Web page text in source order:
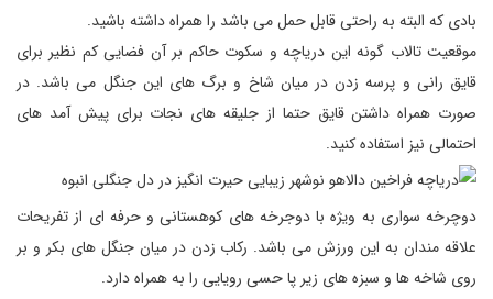
بادی كه البته به راحتی قابل حمل می باشد را همراه داشته باشید.
موقعیت تالاب گونه این دریاچه و سكوت حاكم بر آن فضایی كم نظیر برای
قایق رانی و پرسه زدن در میان شاخ و برگ های این جنگل می باشد. در
صورت همراه داشتن قایق حتما از جلیقه های نجات برای پیش آمد های
احتمالی نیز استفاده كنید.
دوچرخه سواری به ویژه با دوجرخه های كوهستانی و حرفه ای از تفریحات
علاقه مندان به این ورزش می باشد. ركاب زدن در میان جنگل های بكر و بر
روی شاخه ها و سبزه های زیر پا حسی رویایی را به همراه دارد.